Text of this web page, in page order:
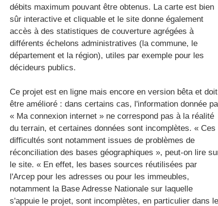
débits maximum pouvant être obtenus. La carte est bien
sûr interactive et cliquable et le site donne également
accès à des statistiques de couverture agrégées à
différents échelons administratives (la commune, le
département et la région), utiles par exemple pour les
décideurs publics.
Ce projet est en ligne mais encore en version bêta et doit
être amélioré : dans certains cas, l'information donnée
« Ma connexion internet » ne correspond pas à la réalité
du terrain, et certaines données sont incomplètes. « Ces
difficultés sont notamment issues de problèmes de
réconciliation des bases géographiques », peut-on lire
le site. « En effet, les bases sources réutilisées par
l'Arcep pour les adresses ou pour les immeubles,
notamment la Base Adresse Nationale sur laquelle
s'appuie le projet, sont incomplètes, en particulier dans